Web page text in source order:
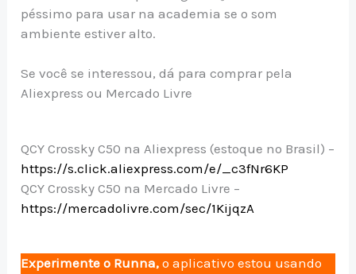
péssimo para usar na academia se o som
ambiente estiver alto.
Se você se interessou, dá para comprar pela
Aliexpress ou Mercado Livre
QCY Crossky C50 na Aliexpress (estoque no Brasil) –
https://s.click.aliexpress.com/e/_c3fNr6KP
QCY Crossky C50 na Mercado Livre –
https://mercadolivre.com/sec/1KijqzA
Experimente o Runna,o aplicativo estou usando